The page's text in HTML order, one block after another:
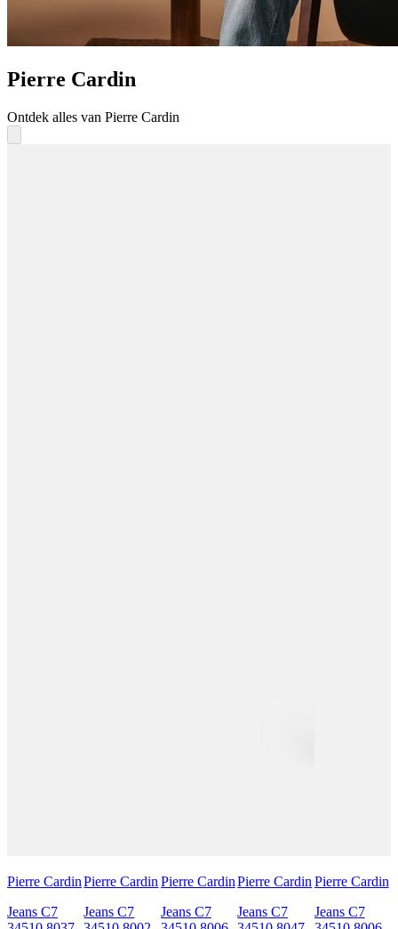
Pierre Cardin
Ontdek alles van Pierre Cardin
Pierre Cardin
Jeans C7
Pierre Cardin
Jeans C7
Pierre Cardin
Jeans C7
Pierre Cardin
Jeans C7
Pierre Cardin
Jeans C7